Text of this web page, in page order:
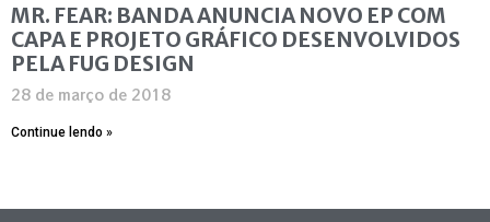
MR. FEAR: BANDA ANUNCIA NOVO EP COM
CAPA E PROJETO GRÁFICO DESENVOLVIDOS
PELA FUG DESIGN
28 de março de 2018
Continue lendo »